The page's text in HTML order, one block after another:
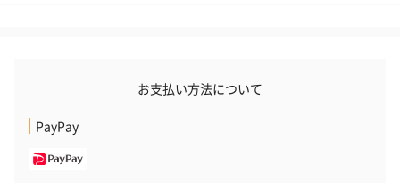
お支払い方法について
PayPay